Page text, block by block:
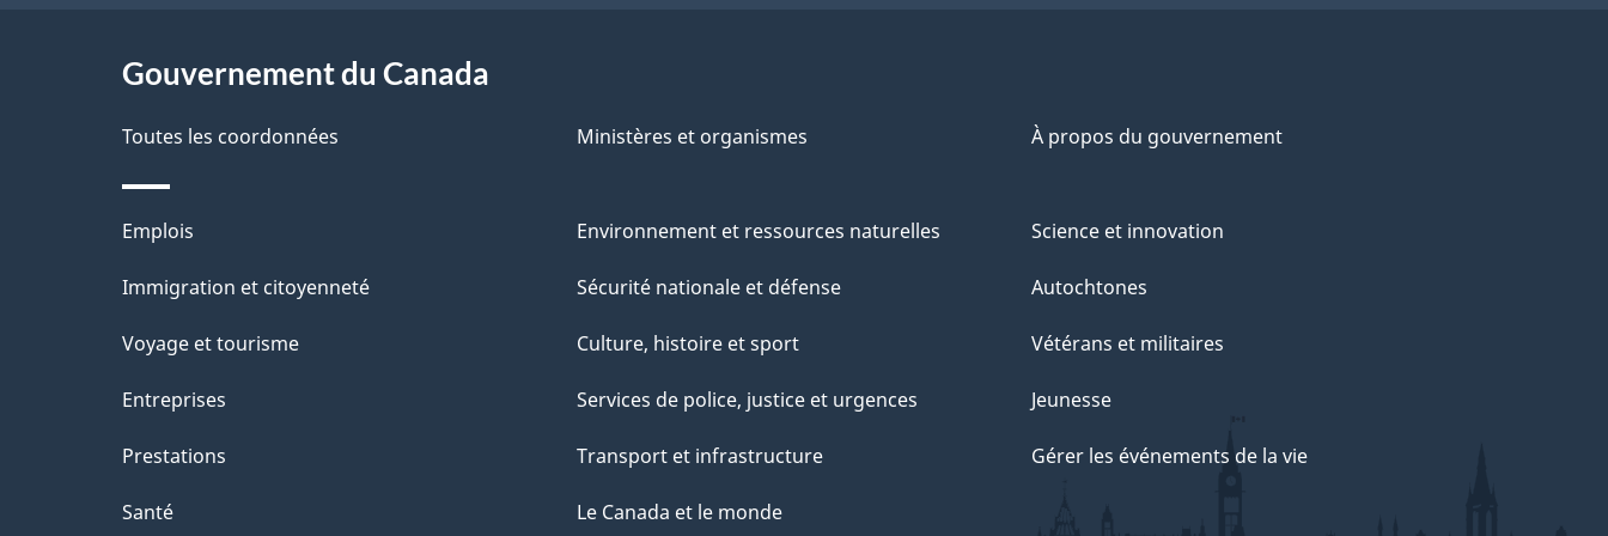
a
p
a
g
e
r
o
a
c
t
i
Gouvernement du Canada
Toutes les coordonnées Ministères et organismes À propos du gouvernement
Thèmes
et
Emplois
Immigration et citoyenneté
Voyage et tourisme
Entreprises
Prestations
Santé
Environnement et ressources naturelles
Sécurité nationale et défense
Culture, histoire et sport
Services de police, justice et urgences
Transport et infrastructure
Le Canada et le monde
Science et innovation
Autochtones
Vétérans et militaires
Jeunesse
Gérer les événements de la vie